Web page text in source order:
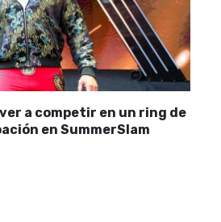
a competir en un ring de
en SummerSlam